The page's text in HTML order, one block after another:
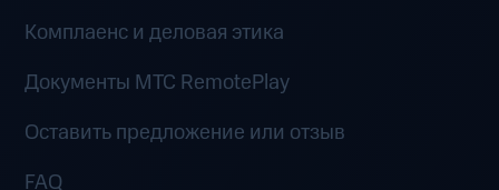
Комплаенс и деловая этика
Документы MTC RemotePlay
Оставить предложение или отзыв
FAQ